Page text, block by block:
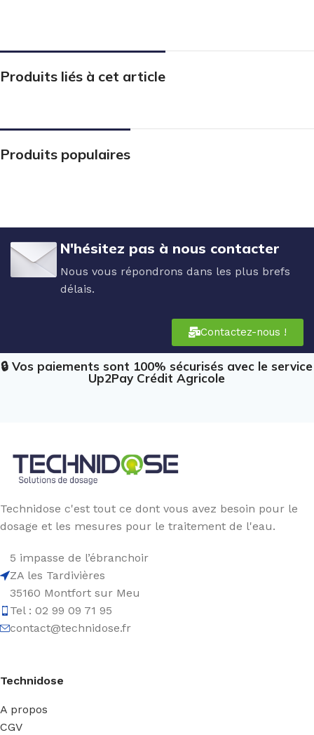
Produits liés à cet article
Produits populaires
N'hésitez pas à nous contacter
Nous vous répondrons dans les plus brefs
délais.
Contactez-nous !
🔒 Vos paiements sont 100% sécurisés avec le service
Up2Pay Crédit Agricole
Technidose c'est tout ce dont vous avez besoin pour le
dosage et les mesures pour le traitement de l'eau.
5 impasse de l’ébranchoir
ZA les Tardivières
35160 Montfort sur Meu
Tel : 02 99 09 71 95
contact@technidose.fr
Technidose
A propos
CGV